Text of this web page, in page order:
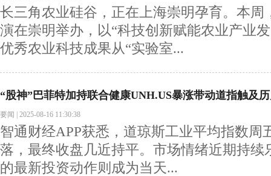
长三角农业硅谷，正在上海崇明孕育。本周
演在崇明举办，以“科技创新赋能农业产业
优秀农业科技成果从“实验室...
“股神”巴菲特加持联合健康UNH.US暴涨带动道指触及
要闻 2025-08-16 11:30:38
智通财经APP获悉，道琼斯工业平均指数周
落，最终收盘几近持平。市场情绪近期持续
的最新投资动作则成为当天...